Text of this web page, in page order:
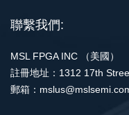
聯繫我們:
MSL FPGA INC （美國）
註冊地址：1312 17th
郵箱：